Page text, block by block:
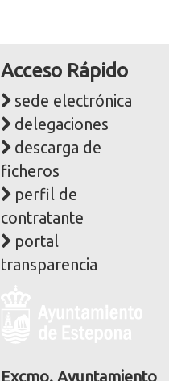
Acceso Rápido
sede electrónica
delegaciones
descarga de
ficheros
perfil de
contratante
portal
transparencia
Excmo. Ayuntamiento